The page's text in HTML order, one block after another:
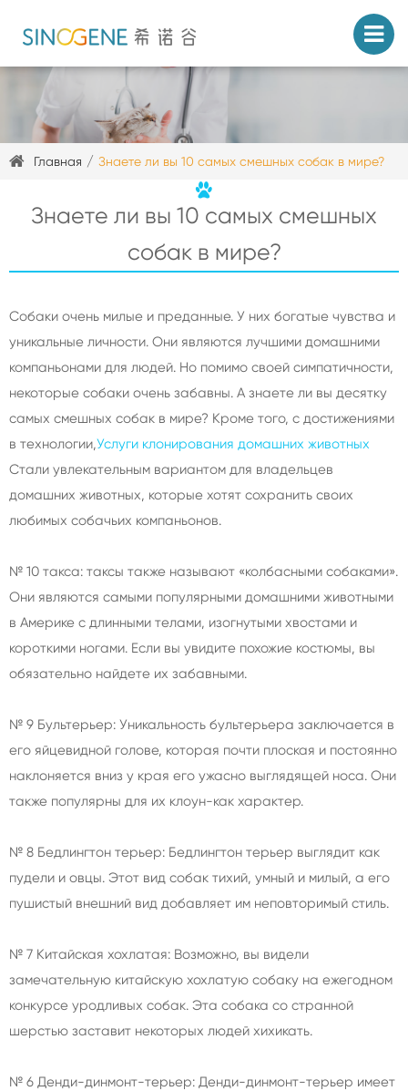
Главная Знаете ли вы 10 самых смешных собак в мире?
Знаете ли вы 10 самых смешных
собак в мире?
Собаки очень милые и преданные. У них богатые чувства и
уникальные личности. Они являются лучшими домашними
компаньонами для людей. Но помимо своей симпатичности,
некоторые собаки очень забавны. А знаете ли вы десятку
самых смешных собак в мире? Кроме того, с достижениями
в технологии,Услуги клонирования домашних животных
Стали увлекательным вариантом для владельцев
домашних животных, которые хотят сохранить своих
любимых собачьих компаньонов.
№ 10 такса: таксы также называют «колбасными собаками».
Они являются самыми популярными домашними животными
в Америке с длинными телами, изогнутыми хвостами и
короткими ногами. Если вы увидите похожие костюмы, вы
обязательно найдете их забавными.
№ 9 Бультерьер: Уникальность бультерьера заключается в
его яйцевидной голове, которая почти плоская и постоянно
наклоняется вниз у края его ужасно выглядящей носа. Они
также популярны для их клоун-как характер.
№ 8 Бедлингтон терьер: Бедлингтон терьер выглядит как
пудели и овцы. Этот вид собак тихий, умный и милый, а его
пушистый внешний вид добавляет им неповторимый стиль.
№ 7 Китайская хохлатая: Возможно, вы видели
замечательную китайскую хохлатую собаку на ежегодном
конкурсе уродливых собак. Эта собака со странной
шерстью заставит некоторых людей хихикать.
№ 6 Денди-динмонт-терьер: Денди-динмонт-терьер имеет